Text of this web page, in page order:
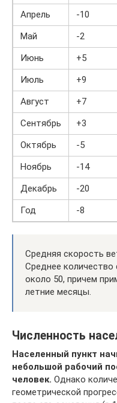
Апрель
-10
Май
-2
Июнь
+5
Июль
+9
Август
+7
Сентябрь
+3
Октябрь
-5
Ноябрь
-14
Декабрь
-20
Год
-8
Средняя скорость
Среднее количество
около 50, причем
летние месяцы.
Численность
Населенный пункт
небольшой рабочий
человек. Однако
геометрической